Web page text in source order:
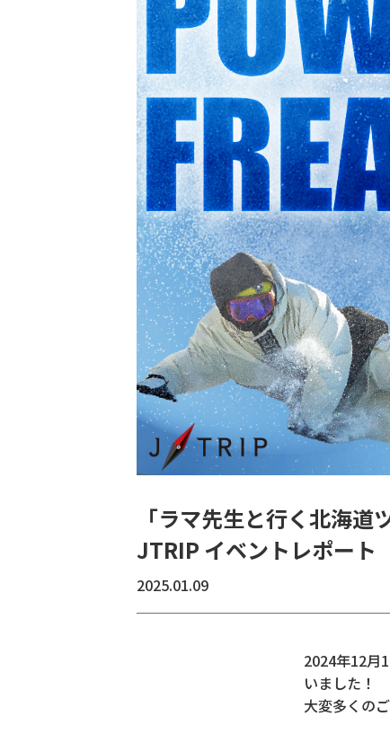
「ラマ先生と行く北海
JTRIP イベントレポート
2025.01.09
2024年12月
いました！
大変多くの